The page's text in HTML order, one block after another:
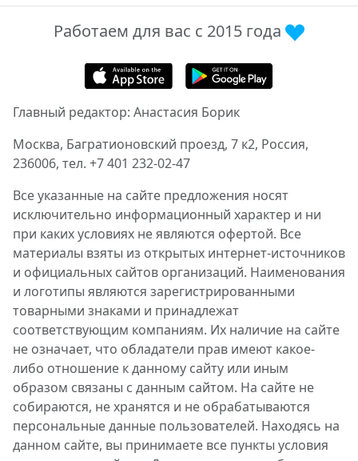
Работаем для вас с 2015 года
Главный редактор: Анастасия Борик
Москва, Багратионовский проезд, 7 к2, Россия,
236006, тел. +7 401 232-02-47
Все указанные на сайте предложения носят
исключительно информационный характер и ни
при каких условиях не являются офертой. Все
материалы взяты из открытых интернет-источников
и официальных сайтов организаций. Наименования
и логотипы являются зарегистрированными
товарными знаками и принадлежат
соответствующим компаниям. Их наличие на сайте
не означает, что обладатели прав имеют какое-
либо отношение к данному сайту или иным
образом связаны с данным сайтом. На сайте не
собираются, не хранятся и не обрабатываются
персональные данные пользователей. Находясь на
данном сайте, вы принимаете все пункты условия